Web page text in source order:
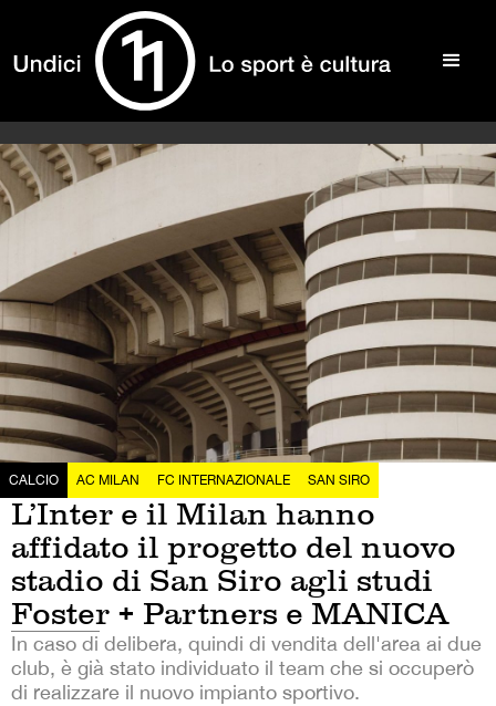
CALCIO AC MILAN FC INTERNAZIONALE SAN SIRO
L’Inter e il Milan hanno
affidato il progetto del nuovo
stadio di San Siro agli studi
Foster + Partners e MANICA
In caso di delibera, quindi di vendita dell'area ai due
club, è già stato individuato il team che si occuperò
di realizzare il nuovo impianto sportivo.